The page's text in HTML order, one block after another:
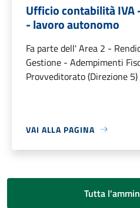
Ufficio contabilità IVA
- lavoro autonomo
Fa parte dell' Area 2 -
Gestione - Adempimenti
Provveditorato (Direzione 5)
VAI ALLA PAGINA
Tutta